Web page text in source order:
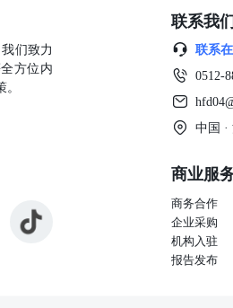
们致力
方位内
联系我
联系
0512-
中国 ·
商业服
商务合作
企业采购
机构入驻
报告发布